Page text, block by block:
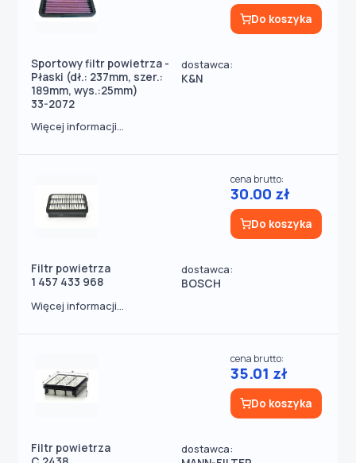
Sportowy filtr powietrza -
Płaski (dł.: 237mm, szer.:
189mm, wys.:25mm)
33-2072
dostawca:
K&N
Do koszyka
Więcej informacji...
Filtr powietrza
1 457 433 968
dostawca:
BOSCH
cena brutto:
30.00 zł
Do koszyka
Więcej informacji...
Filtr powietrza
dostawca:
cena brutto:
35.01 zł
Do koszyka